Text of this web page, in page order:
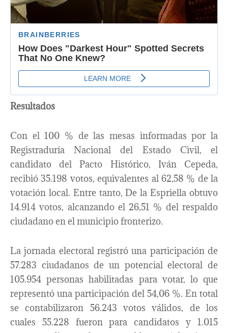
Resultados
Con el 100 % de las mesas informadas por la
Registraduría Nacional del Estado Civil, el
candidato del Pacto Histórico, Iván Cepeda,
recibió 35.198 votos, equivalentes al 62,58 % de la
votación local. Entre tanto, De la Espriella obtuvo
14.914 votos, alcanzando el 26,51 % del respaldo
ciudadano en el municipio fronterizo.
La jornada electoral registró una participación de
57.283 ciudadanos de un potencial electoral de
105.954 personas habilitadas para votar, lo que
representó una participación del 54,06 %. En total
se contabilizaron 56.243 votos válidos, de los
cuales 55.228 fueron para candidatos y 1.015